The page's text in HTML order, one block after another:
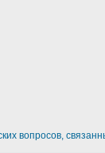
вопросов,